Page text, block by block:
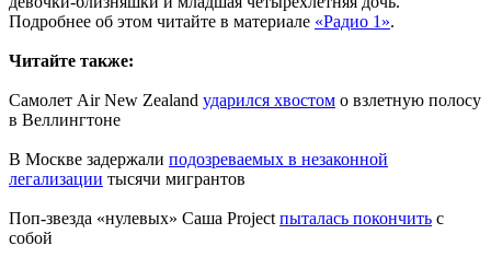
Подробнее об этом читайте в материале «Радио 1».
Читайте также:
Самолет Air New Zealand ударился хвостом о взлетную полосу
в Веллингтоне
В Москве задержали подозреваемых в незаконной
легализации тысячи мигрантов
Поп-звезда «нулевых» Саша Projectпыталась покончить с
собой